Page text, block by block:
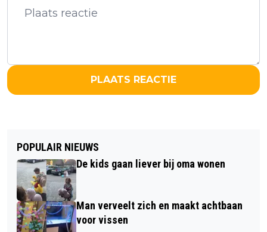
PLAATS REACTIE
POPULAIR NIEUWS
De kids gaan liever bij oma wonen
Man verveelt zich en maakt achtbaan
voor vissen